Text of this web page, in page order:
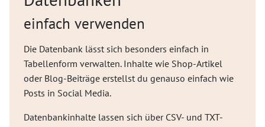
einfach verwenden
Die Datenbank lässt sich besonders einfach in
Tabellenform verwalten. Inhalte wie Shop-Artikel
oder Blog-Beiträge erstellst du genauso einfach wie
Posts in Social Media.
Datenbankinhalte lassen sich über CSV- und TXT-